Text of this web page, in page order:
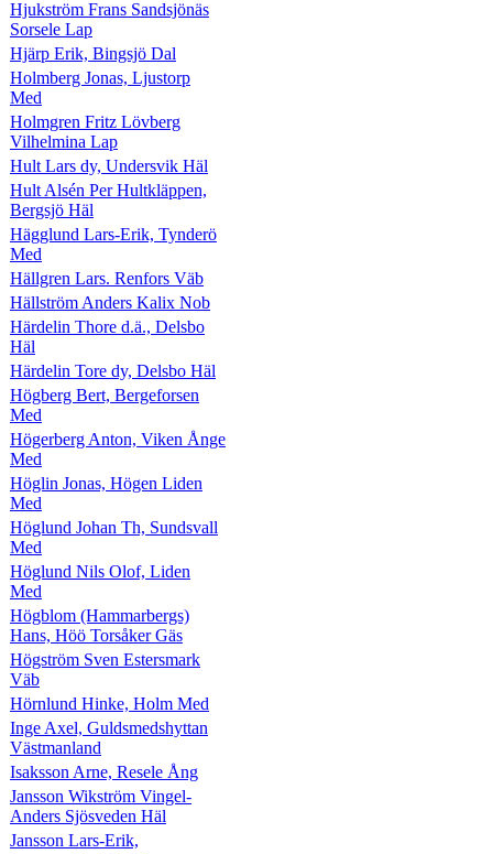
Hjukström Frans Sandsjönäs
Sorsele Lap
Hjärp Erik, Bingsjö Dal
Holmberg Jonas, Ljustorp
Med
Holmgren Fritz Lövberg
Vilhelmina Lap
Hult Lars dy, Undersvik Häl
Hult Alsén Per Hultkläppen,
Bergsjö Häl
Hägglund Lars-Erik, Tynderö
Med
Hällgren Lars. Renfors Väb
Hällström Anders Kalix Nob
Härdelin Thore d.ä., Delsbo
Häl
Härdelin Tore dy, Delsbo Häl
Högberg Bert, Bergeforsen
Med
Högerberg Anton, Viken Ånge
Med
Höglin Jonas, Högen Liden
Med
Höglund Johan Th, Sundsvall
Med
Höglund Nils Olof, Liden
Med
Högblom (Hammarbergs)
Hans, Höö Torsåker Gäs
Högström Sven Estersmark
Väb
Hörnlund Hinke, Holm Med
Inge Axel, Guldsmedshyttan
Västmanland
Isaksson Arne, Resele Ång
Jansson Wikström Vingel-
Anders Sjösveden Häl
Jansson Lars-Erik,